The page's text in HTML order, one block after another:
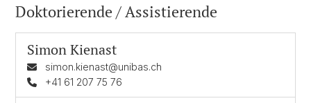
Doktorierende / Assistierende
Simon Kienast
simon.kienast@unibas.ch
+41 61 207 75 76